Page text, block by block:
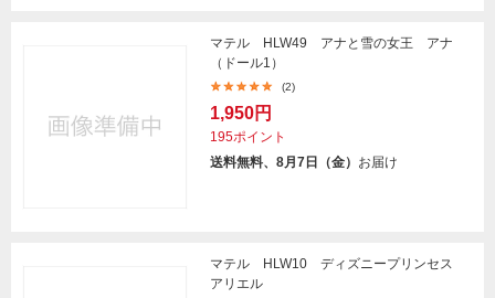
マテル HLW49 アナと雪の女王 アナ
（ドール1）
(2)
1,950円
195ポイント
送料無料、8月7日（金） お届け
マテル HLW10 ディズニープリンセス
アリエル